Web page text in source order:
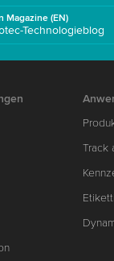
Magazine (EN)
Technologieblog
Track